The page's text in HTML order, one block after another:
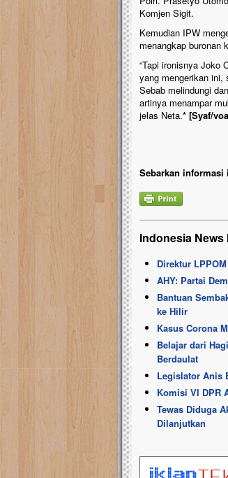
Komjen Sigit.
Kemudian IPW
menangkap buronan
“Tapi ironisnya Joko
yang mengerikan ini,
Sebab melindungi
artinya menampar
jelas Neta.* [Syaf/
Sebarkan
Indonesia News
Direktur
AHY: Partai
Bantuan
ke Hilir
Kasus Corona
Belajar dari
Berdaulat
Legislator Anis
Komisi VI DPR
Tewas Diduga
Dilanjutkan